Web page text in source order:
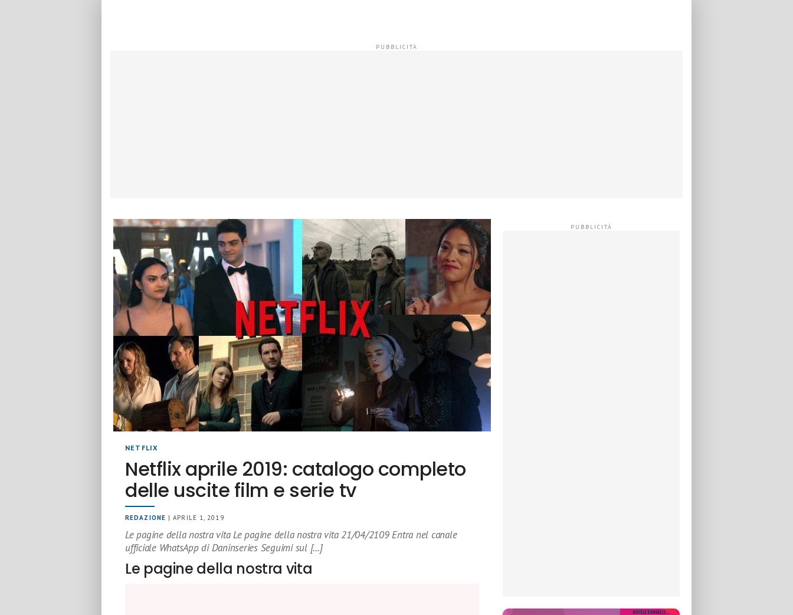
NETFLIX
Netflix aprile 2019: catalogo completo
delle uscite film e serie tv
REDAZIONE | APRILE 1, 2019
Le pagine della nostra vita Le pagine della nostra vita 21/04/2109 Entra nel canale
ufficiale WhatsApp di Daninseries Seguimi sul […]
Le pagine della nostra vita